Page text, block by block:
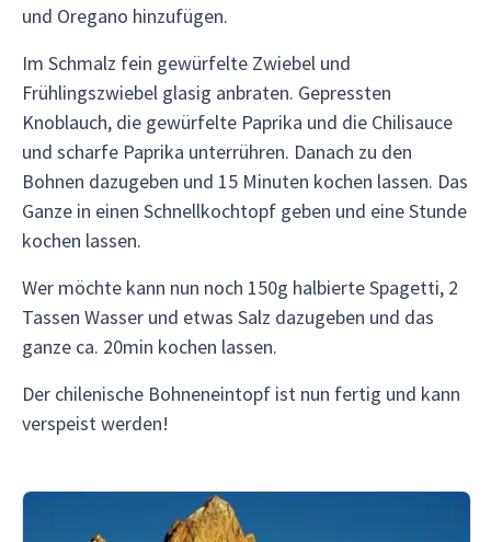
und Oregano hinzufügen.
Im Schmalz fein gewürfelte Zwiebel und
Frühlingszwiebel glasig anbraten. Gepressten
Knoblauch, die gewürfelte Paprika und die Chilisauce
und scharfe Paprika unterrühren. Danach zu den
Bohnen dazugeben und 15 Minuten kochen lassen. Das
Ganze in einen Schnellkochtopf geben und eine Stunde
kochen lassen.
Wer möchte kann nun noch 150g halbierte Spagetti, 2
Tassen Wasser und etwas Salz dazugeben und das
ganze ca. 20min kochen lassen.
Der chilenische Bohneneintopf ist nun fertig und kann
verspeist werden!